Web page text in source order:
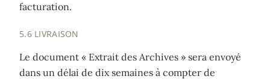
facturation.
5.6 LIVRAISON
Le document « Extrait des Archives » sera envoyé
dans un délai de dix semaines à compter de